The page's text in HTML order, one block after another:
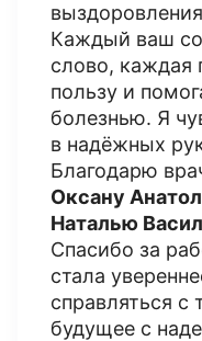
Каждый ваш
слово, каждая
пользу и
болезнью. Я
в надёжных
Благодарю
Оксану
Наталью
Спасибо за
стала
справляться с
будущее с